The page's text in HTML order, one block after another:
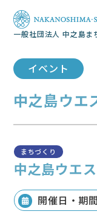
一般社団法人 中之島ま
イベント
中之島ウエ
まちづくり
中之島ウエ
開催日・期間